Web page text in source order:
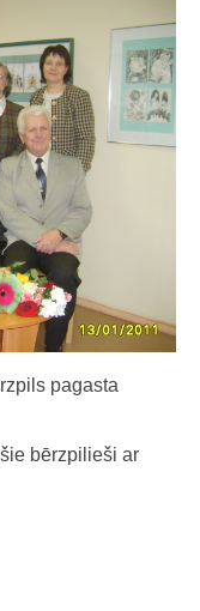
pagasta
bērzpilieši ar